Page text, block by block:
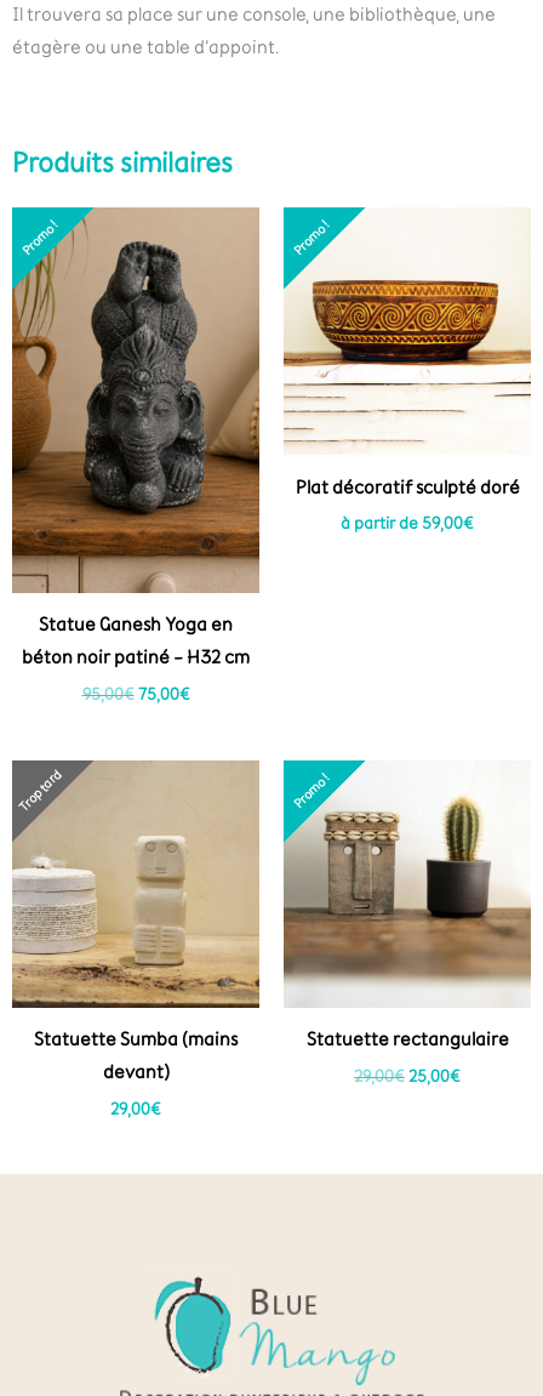
Il trouvera sa place sur une console, une bibliothèque, une
étagère ou une table d’appoint.
Produits similaires
Promo !
Promo !
Statue Ganesh Yoga en
béton noir patiné – H32 cm
95,00€
prix
initial
était :
95,00€.
75,00€
75,00€.
Promo !
Promo !
Plat décoratif sculpté doré
à partir de 59,00€
Trop tard
Statuette Sumba (mains
devant)
29,00€
Promo !
Promo !
Statuette rectangulaire
29,00€
initial
était :
29,00€.
25,00€
prix
actuel
est :
25,00€.